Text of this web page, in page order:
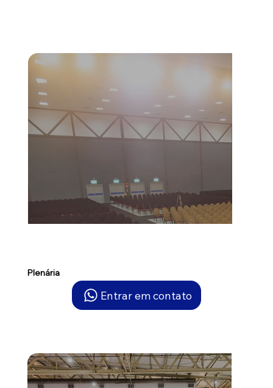
Plenária
Entrar em contato